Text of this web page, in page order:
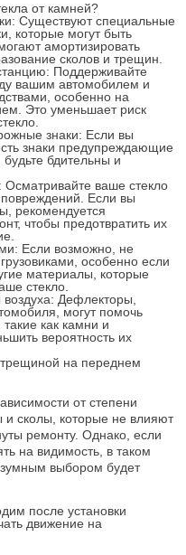
от камней?
Существуют специальные
которые могут быть
амортизировать
сколов и трещин.
Поддерживайте
вашим автомобилем и
особенно на
Это уменьшает риск
знаки: Если вы
знаки предупреждающие
бдительны и
Осматривайте ваше стекло
Если вы
рекомендуется
чтобы предотвратить их
Если возможно, не
особенно если
материалы, которые
стекло.
Дефлекторы,
могут помочь
как камни и
вероятность их
на переднем
от степени
сколы, которые не влияют
ремонту. Однако, если
на видимость, в таком
выбором будет
после установки
движение на